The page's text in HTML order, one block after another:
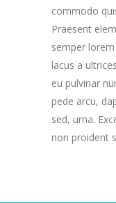
commodo
Praesent
semper
lacus a
eu pulvinar
pede arcu,
sed, urna.
non proident